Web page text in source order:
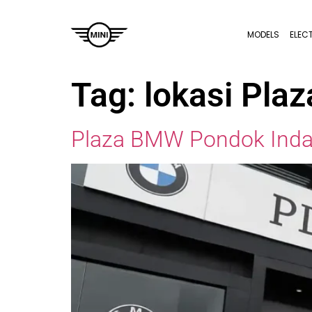
MODELS
Tag: lokasi
Plaza BMW Pondok